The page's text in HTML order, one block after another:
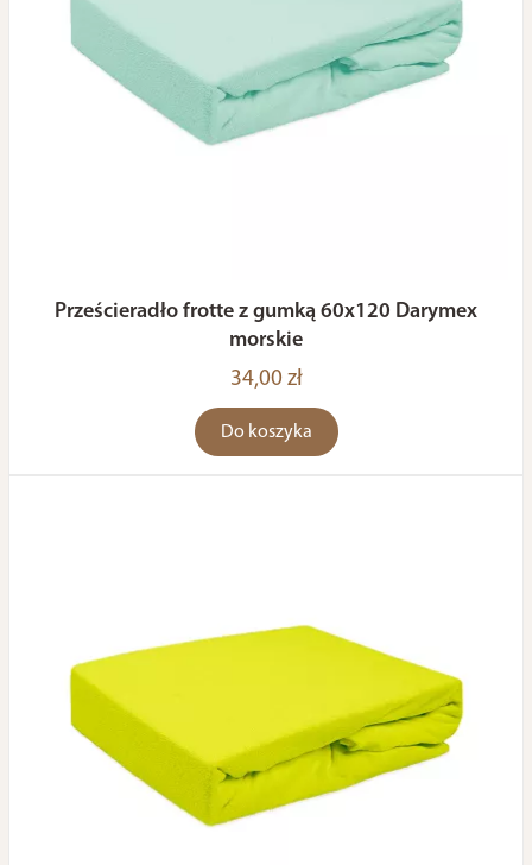
Prześcieradło frotte z gumką 60x120 Darymex
morskie
34,00 zł
Do koszyka